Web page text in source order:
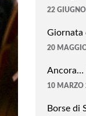
22
Giornata
20
Ancora…
10 MARZO
Borse di